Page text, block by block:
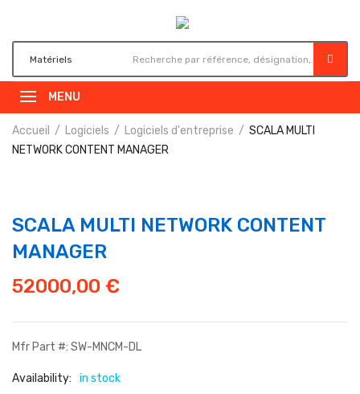
MENU
Accueil Logiciels Logiciels d'entreprise
SCALA MULTI
NETWORK CONTENT MANAGER
SCALA MULTI NETWORK CONTENT
MANAGER
52000,00 €
Mfr Part #: SW-MNCM-DL
Availability: in stock